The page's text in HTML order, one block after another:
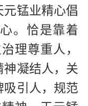
锰业精心倡
。恰是靠着
理尊重人，
神凝结人，关
吸引人，规范